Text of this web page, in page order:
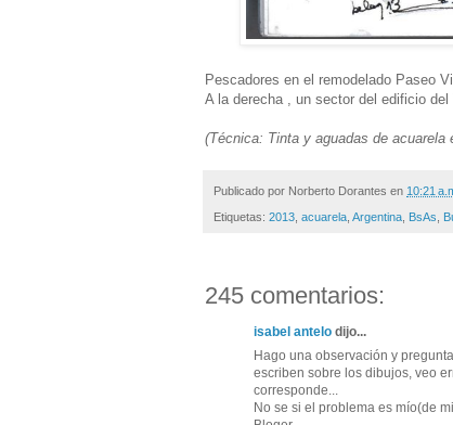
Pescadores en el remodelado Paseo
A la derecha , un sector del edificio
(Técnica: Tinta y aguadas de acuarela
Publicado por Norberto Dorantes en 10:21
Etiquetas: 2013, acuarela, Argentina, BsAs,
245 comentarios:
isabel antelo dijo...
Hago una observación y
escriben sobre los dibujos, veo
corresponde...
No se si el problema es mío(de